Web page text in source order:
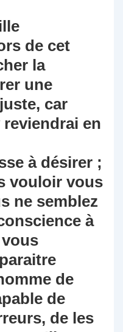
de cet
la
une
car
reviendrai en
à désirer ;
vouloir vous
ne semblez
à
de
de
de les